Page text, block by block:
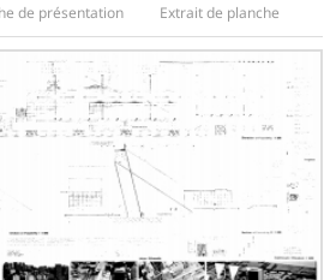
de présentation Extrait de planche